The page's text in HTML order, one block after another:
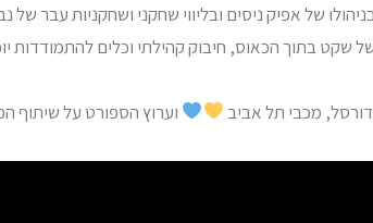
של אפיק ניסים ובליווי שחקני ושחקניות עבר של
שקט בתוך הכאוס, חיבוק קהילתי וכלים להתמודדות
מכבי תל אביב וערוץ הספורט על שיתוף